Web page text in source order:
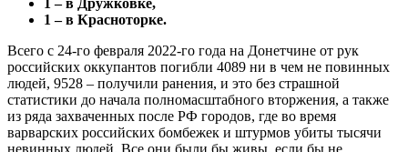
1 – в Дружковке,
1 – в Красноторке.
Всего с 24-го февраля 2022-го года на Донетчине от рук
российских оккупантов погибли 4089 ни в чем не повинных
людей, 9528 – получили ранения, и это без страшной
статистики до начала полномасштабного вторжения, а также
из ряда захваченных после РФ городов, где во время
варварских российских бомбежек и штурмов убиты тысячи